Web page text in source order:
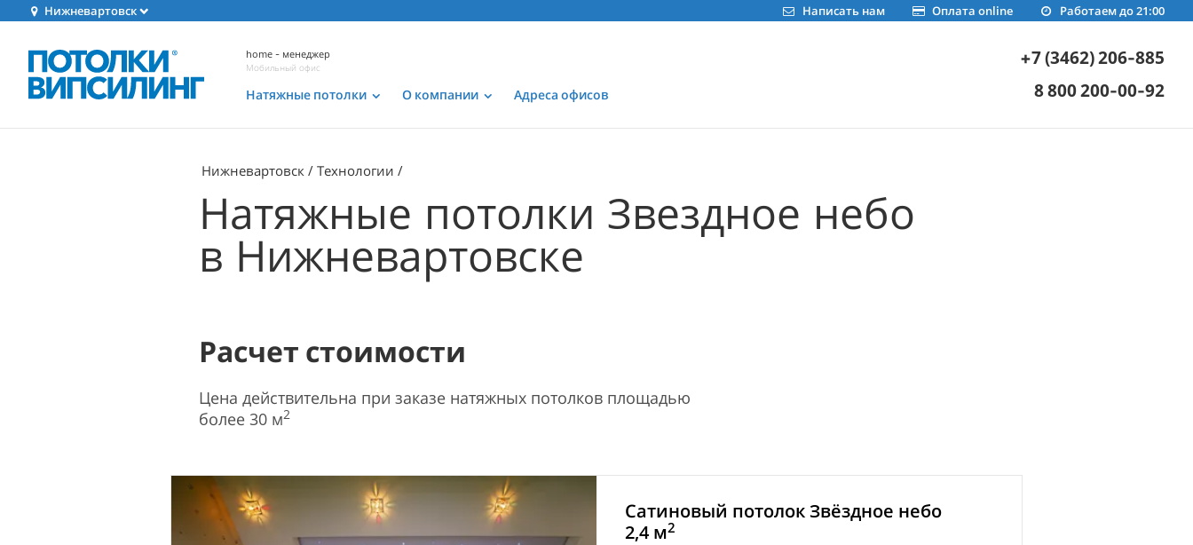
Нижневартовск Работаем до 21:00
Оплата online
Написать нам
home - менеджер
Мобильный офис
Натяжные потолки О компании Адреса офисов
+7 (3462) 206-885
8 800 200-00-92
Нижневартовск Технологии
Натяжные потолки Звездное небо
в Нижневартовске
Расчет стоимости
Цена действительна при заказе натяжных потолков площадью
более 30 м2
Сатиновый потолок Звёздное небо
2,4 м2